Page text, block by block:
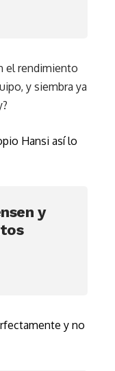
el rendimiento
y siembra ya
Hansi así lo
y
y no